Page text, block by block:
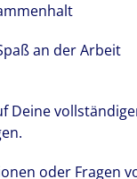
an der Arbeit
Deine
oder Fragen